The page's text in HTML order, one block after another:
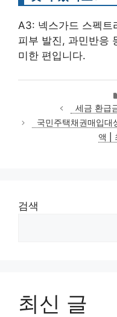
A3: 넥스가드 스펙트
피부 발진, 과민반응
미한 편입니다.
세금 환급
국민주택채권매입대
액 |
검색
최신 글